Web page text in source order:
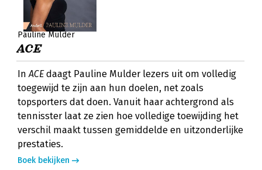
Pauline Mulder
ACE
InACEdaagt Pauline Mulder lezers uit om volledig
toegewijd te zijn aan hun doelen, net zoals
topsporters dat doen. Vanuit haar achtergrond als
tennisster laat ze zien hoe volledige toewijding het
verschil maakt tussen gemiddelde en uitzonderlijke
prestaties.
Boek bekijken